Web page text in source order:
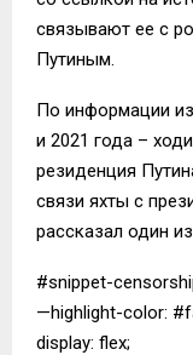
связывают ее с
Путиным.
По информации
и 2021 года –
резиденция
связи яхты с
рассказал один
#snippet-
—highlight-color:
display: flex;